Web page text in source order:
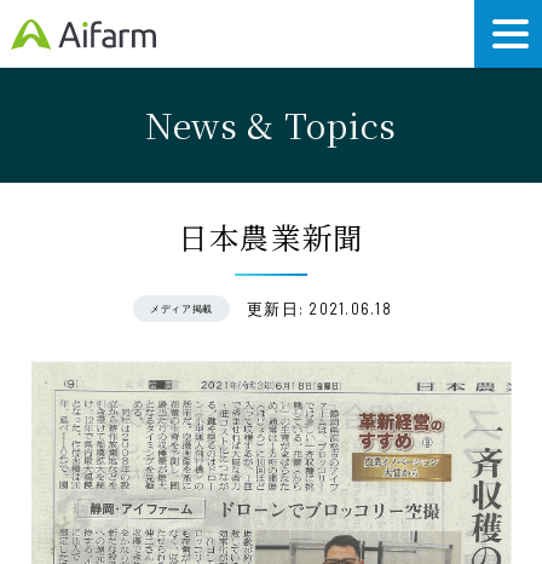
News & Topics
日本農業新聞
メディア掲載 更新日: 2021.06.18